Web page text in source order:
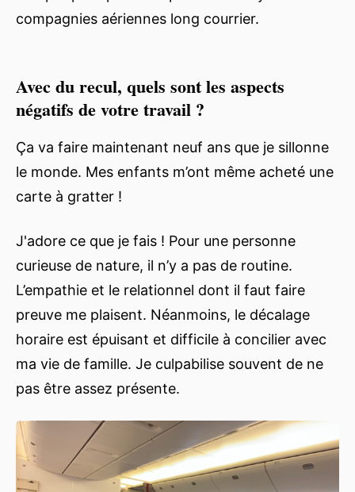
compagnies aériennes long courrier.
Avec du recul, quels sont les aspects
négatifs de votre travail ?
Ça va faire maintenant neuf ans que je sillonne
le monde. Mes enfants m’ont même acheté une
carte à gratter !
J'adore ce que je fais ! Pour une personne
curieuse de nature, il n’y a pas de routine.
L’empathie et le relationnel dont il faut faire
preuve me plaisent. Néanmoins, le décalage
horaire est épuisant et difficile à concilier avec
ma vie de famille. Je culpabilise souvent de ne
pas être assez présente.